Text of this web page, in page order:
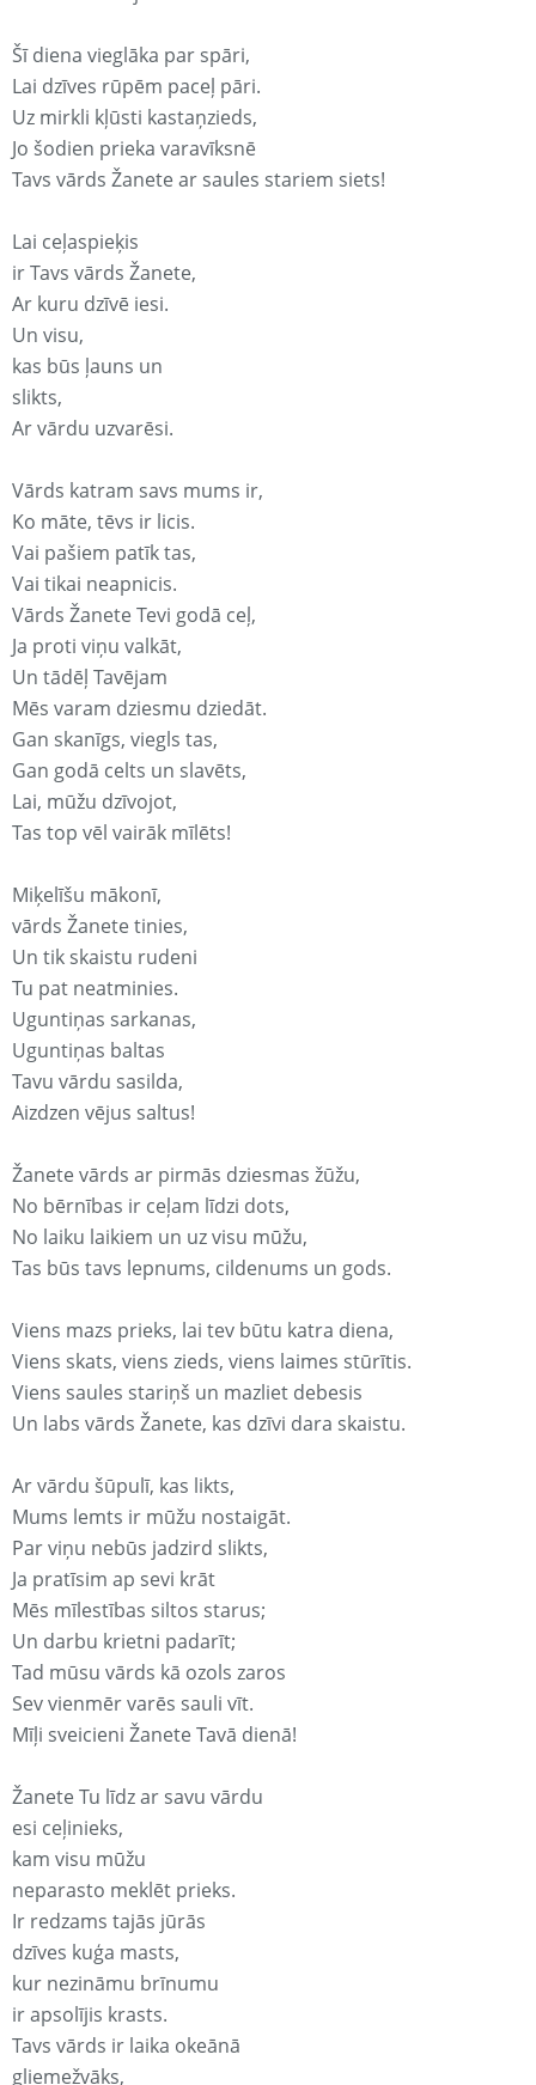
Šī diena vieglāka par spāri,
Lai dzīves rūpēm paceļ pāri.
Uz mirkli kļūsti kastaņzieds,
Jo šodien prieka varavīksnē
Tavs vārds Žanete ar saules stariem siets!
Lai ceļaspieķis
ir Tavs vārds Žanete,
Ar kuru dzīvē iesi.
Un visu,
kas būs ļauns un
slikts,
Ar vārdu uzvarēsi.
Vārds katram savs mums ir,
Ko māte, tēvs ir licis.
Vai pašiem patīk tas,
Vai tikai neapnicis.
Vārds Žanete Tevi godā ceļ,
Ja proti viņu valkāt,
Un tādēļ Tavējam
Mēs varam dziesmu dziedāt.
Gan skanīgs, viegls tas,
Gan godā celts un slavēts,
Lai, mūžu dzīvojot,
Tas top vēl vairāk mīlēts!
Miķelīšu mākonī,
vārds Žanete tinies,
Un tik skaistu rudeni
Tu pat neatminies.
Uguntiņas sarkanas,
Uguntiņas baltas
Tavu vārdu sasilda,
Aizdzen vējus saltus!
Žanete vārds ar pirmās dziesmas žūžu,
No bērnības ir ceļam līdzi dots,
No laiku laikiem un uz visu mūžu,
Tas būs tavs lepnums, cildenums un gods.
Viens mazs prieks, lai tev būtu katra diena,
Viens skats, viens zieds, viens laimes stūrītis.
Viens saules stariņš un mazliet debesis
Un labs vārds Žanete, kas dzīvi dara skaistu.
Ar vārdu šūpulī, kas likts,
Mums lemts ir mūžu nostaigāt.
Par viņu nebūs jadzird slikts,
Ja pratīsim ap sevi krāt
Mēs mīlestības siltos starus;
Un darbu krietni padarīt;
Tad mūsu vārds kā ozols zaros
Sev vienmēr varēs sauli vīt.
Mīļi sveicieni Žanete Tavā dienā!
Žanete Tu līdz ar savu vārdu
esi ceļinieks,
kam visu mūžu
neparasto meklēt prieks.
Ir redzams tajās jūrās
dzīves kuģa masts,
kur nezināmu brīnumu
ir apsolījis krasts.
Tavs vārds ir laika okeānā
gliemežvāks,